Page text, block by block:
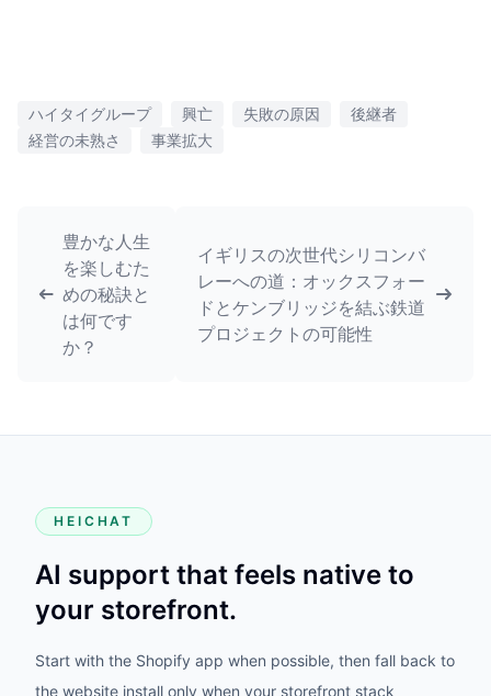
ハイタイグループ 興亡 失敗の原因
後継者
経営の未熟さ
事業拡大
豊かな人生
を楽しむた
めの秘訣と
は何です
か？
イギリスの次世代シリコンバ
レーへの道：オックスフォー
ドとケンブリッジを結ぶ鉄道
プロジェクトの可能性
HEICHAT
AI support that feels native to
your storefront.
Start with the Shopify app when possible, then fall back to
the website install only when your storefront stack